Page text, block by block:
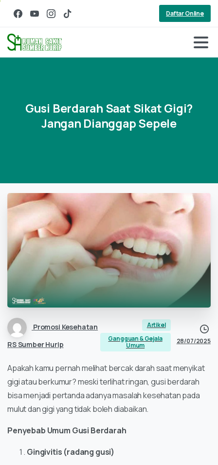
Daftar Online
Gusi Berdarah Saat SikatGigi?
Jangan DianggapSepele
Promosi Kesehatan
RS Sumber Hurip
Artikel
Gangguan & Gejala
Umum
28/07/2025
Apakah kamu pernah melihat bercak darah saat menyikat
gigi atau berkumur? meski terlihat ringan, gusi berdarah
bisa menjadi pertanda adanya masalah kesehatan pada
mulut dan gigi yang tidak boleh diabaikan.
Penyebab Umum Gusi Berdarah
Gingivitis (radang gusi)